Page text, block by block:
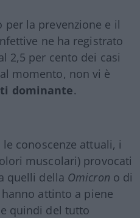
per la prevenzione e il
ne ha registrato
2,5 per cento dei casi
momento, non vi è
dominante.
conoscenze attuali, i
muscolari) provocati
quelli della Omicron o di
attinto a piene
quindi del tutto